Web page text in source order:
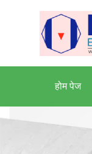
होम पेज